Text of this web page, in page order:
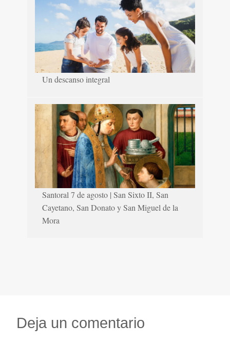
Un descanso integral
Santoral 7 de agosto | San Sixto II, San
Cayetano, San Donato y San Miguel de la
Mora
Deja un comentario